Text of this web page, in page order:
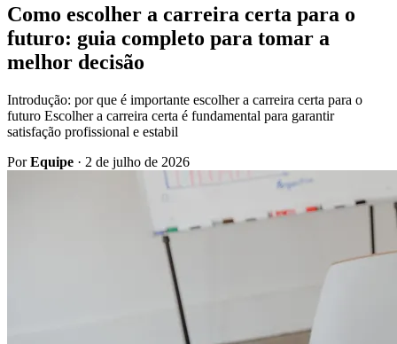
Como escolher a carreira certa para o
futuro: guia completo para tomar a
melhor decisão
Introdução: por que é importante escolher a carreira certa para o
futuro Escolher a carreira certa é fundamental para garantir
satisfação profissional e estabil
PorEquipe · 2 de julho de 2026